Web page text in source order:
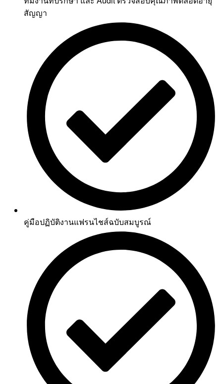
สัญญา
คู่มือปฏิบัติงานแฟรนไชส์ฉบับสมบูรณ์